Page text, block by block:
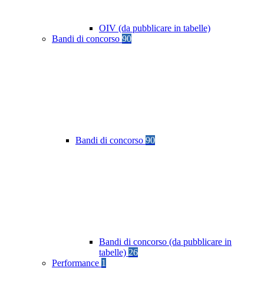
OIV (da pubblicare in tabelle)
Bandi di concorso 90
Bandi di concorso 90
Bandi di concorso (da pubblicare in
tabelle) 26
Performance 1